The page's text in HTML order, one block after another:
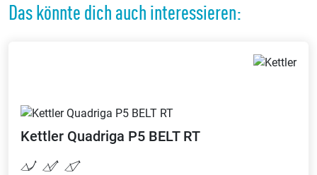
Das könnte dich auch interessieren:
Kettler Quadriga P5 BELT RT